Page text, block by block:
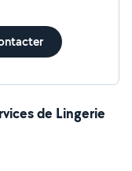
N'hésitez
Je
à faire vos
de Lingerie